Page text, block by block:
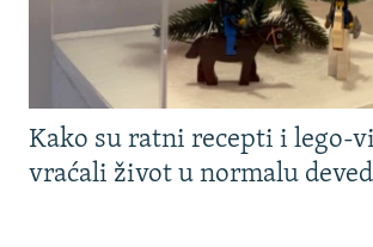
Kako su ratni recepti i lego-
vraćali život u normalu